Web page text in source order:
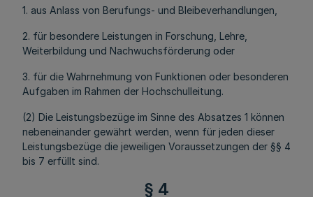
1. aus Anlass von Berufungs- und Bleibeverhandlungen,
2. für besondere Leistungen in Forschung, Lehre,
Weiterbildung und Nachwuchsförderung oder
3. für die Wahrnehmung von Funktionen oder besonderen
Aufgaben im Rahmen der Hochschulleitung.
(2) Die Leistungsbezüge im Sinne des Absatzes 1 können
nebeneinander gewährt werden, wenn für jeden dieser
Leistungsbezüge die jeweiligen Voraussetzungen der §§ 4
bis 7 erfüllt sind.
§ 4